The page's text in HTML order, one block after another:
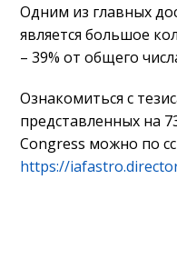
Одним из главных
является большое
– 39% от общего
Ознакомиться с
представленных на
Congress можно по
https://